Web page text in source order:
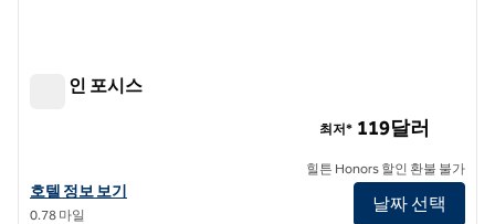
햄튼 인 포시스
햄튼 인 포시스의 호텔 정보 보기
호텔 정보 보기
0.78 마일
최저* 119달러
힐튼 Honors 할인 환불 불가
날짜 선택